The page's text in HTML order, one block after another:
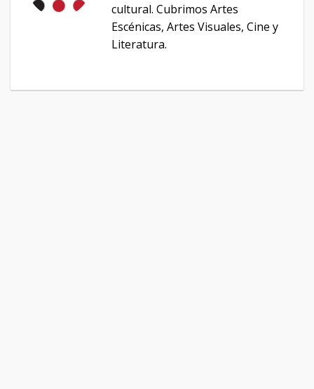
cultural. Cubrimos Artes
Escénicas, Artes Visuales, Cine y
Literatura.